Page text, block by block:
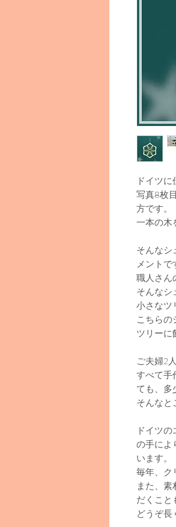
ドイツ
写真8枚
方です。
一本の木
そんなシ
メントで
職人さん
そんなシ
小さなツ
こちらの
ツリーに
ご夫婦2
すべて手
ても、多
そんなと
ドイツ
の手によ
います。
毎年、ク
また、
だくこと
どうぞ長